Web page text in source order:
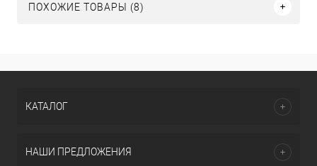
ПОХОЖИЕ ТОВАРЫ (8)
КАТАЛОГ
НАШИ ПРЕДЛОЖЕНИЯ